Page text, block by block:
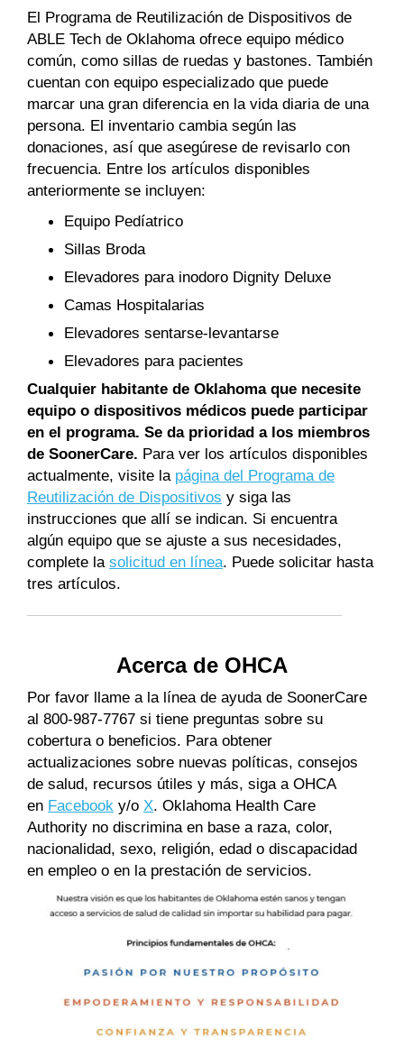
El Programa de Reutilización de Dispositivos de
ABLE Tech de Oklahoma ofrece equipo médico
común, como sillas de ruedas y bastones. También
cuentan con equipo especializado que puede
marcar una gran diferencia en la vida diaria de una
persona. El inventario cambia según las
donaciones, así que asegúrese de revisarlo con
frecuencia. Entre los artículos disponibles
anteriormente se incluyen:
Equipo Pedíatrico
Sillas Broda
Elevadores para inodoro Dignity Deluxe
Camas Hospitalarias
Elevadores sentarse-levantarse
Elevadores para pacientes
Cualquier habitante de Oklahoma que necesite
equipo o dispositivos médicos puede participar
en el programa. Se da prioridad a los miembros
de SoonerCare. Para ver los artículos disponibles
actualmente, visite la página del Programa de
Reutilización de Dispositivos y siga las
instrucciones que allí se indican. Si encuentra
algún equipo que se ajuste a sus necesidades,
complete la solicitud en línea. Puede solicitar hasta
tres artículos.
Acerca de OHCA
Por favor llame a la línea de ayuda de SoonerCare
al 800-987-7767 si tiene preguntas sobre su
cobertura o beneficios. Para obtener
actualizaciones sobre nuevas políticas, consejos
de salud, recursos útiles y más, siga a OHCA
en Facebook y/o X. Oklahoma Health Care
Authority no discrimina en base a raza, color,
nacionalidad, sexo, religión, edad o discapacidad
en empleo o en la prestación de servicios.